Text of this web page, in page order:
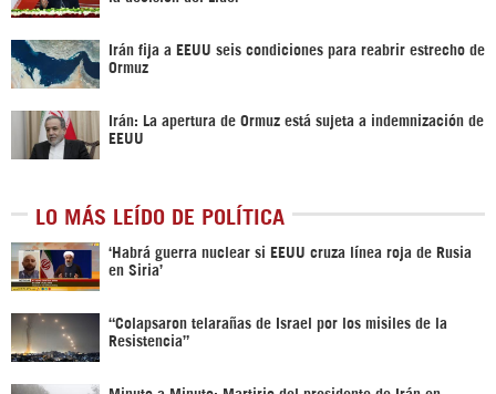
Irán fija a EEUU seis condiciones para reabrir estrecho de
Ormuz
Irán: La apertura de Ormuz está sujeta a indemnización de
EEUU
LO MÁS LEÍDO DE POLÍTICA
‎‘Habrá guerra nuclear si EEUU cruza línea roja de Rusia
en Siria’‎
“Colapsaron telarañas de Israel por los misiles de la
Resistencia”
Minuto a Minuto: Martirio del presidente de Irán en